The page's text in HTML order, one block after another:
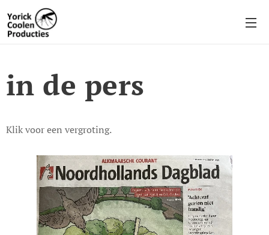
in de pers
Klik voor een vergroting.